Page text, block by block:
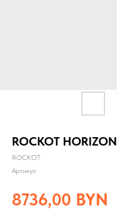
ROCKOT HORIZON
ROCKOT
Артикул:
8736,00 BYN